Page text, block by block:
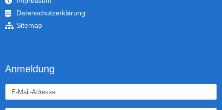
Datenschutzerklärung
Sitemap
Anmeldung